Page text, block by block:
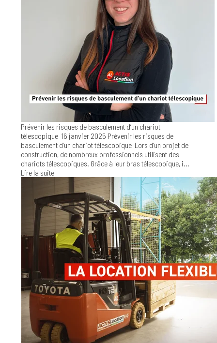
Prévenir les risques de basculement d’un chariot
télescopique 16 janvier 2025 Prévenir les risques de
basculement d’un chariot télescopique Lors d’un projet de
construction, de nombreux professionnels utilisent des
chariots télescopiques. Grâce à leur bras télescopique, i...
Lire la suite